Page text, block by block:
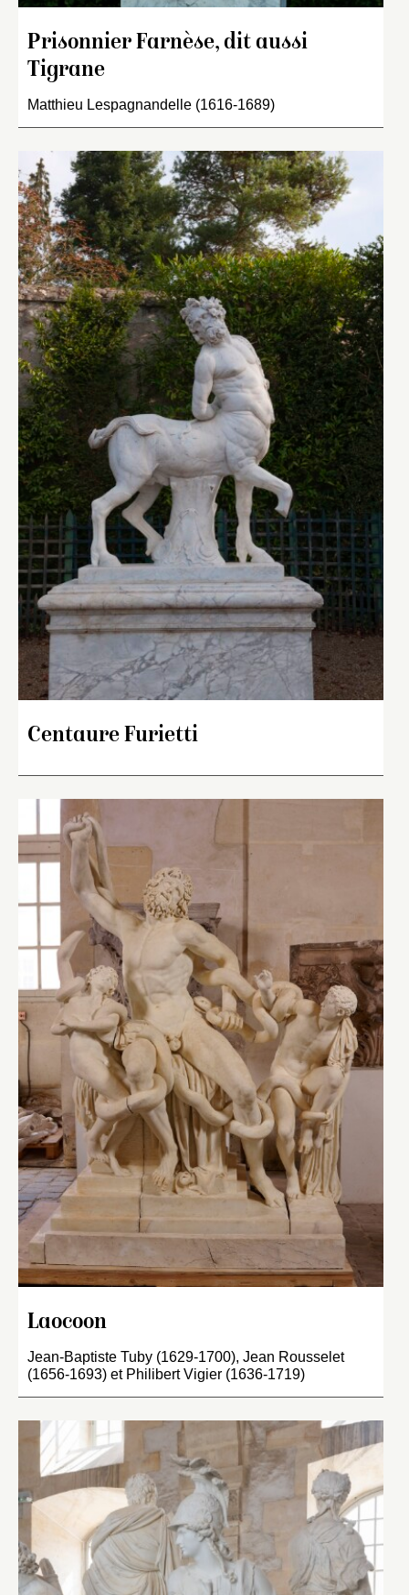
Prisonnier Farnèse, dit aussi
Tigrane
Matthieu Lespagnandelle (1616-1689)
Centaure Furietti
Laocoon
Jean-Baptiste Tuby (1629-1700), Jean Rousselet
(1656-1693) et Philibert Vigier (1636-1719)